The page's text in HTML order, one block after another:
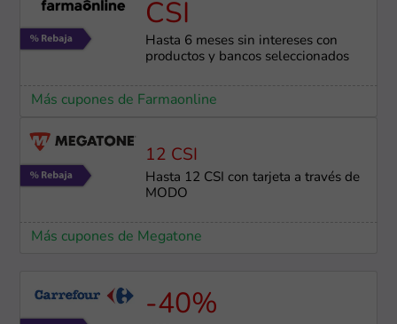
CSI
Hasta 6 meses sin intereses con
productos y bancos seleccionados
Más cupones de Farmaonline
12 CSI
Hasta 12 CSI con tarjeta a través de
MODO
Más cupones de Megatone
-40%